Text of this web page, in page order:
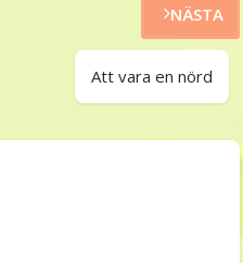
NÄSTA
Att vara en nörd